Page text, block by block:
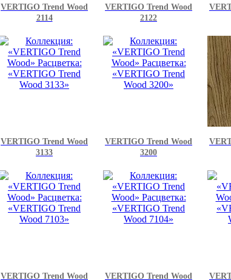
VERTIGO Trend Wood
2114
VERTIGO Trend Wood
2122
VERTIGO Trend Wood
3133
VERTIGO Trend Wood
3200
VERTIGO Trend Wood VERTIGO Trend Wood